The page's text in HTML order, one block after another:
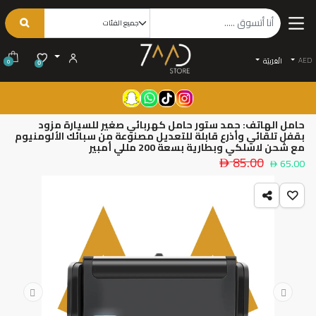
AED الْعَرَبيّة 0
0
حامل الهاتف: حمد ستور حامل كهربائي صغير للسيارة مزود
بقفل تلقائي وأذرع قابلة للتعديل مصنوعة من سبائك الألومنيوم
مع شحن لاسلكي وبطارية بسعة 200 مللي أمبير
65.00
85.00